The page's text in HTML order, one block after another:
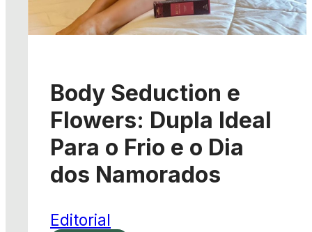
Body Seduction e
Flowers: Dupla Ideal
Para o Frio e o Dia
dos Namorados
Editorial